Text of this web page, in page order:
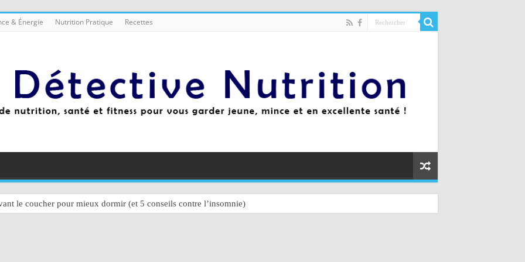
& Énergie Nutrition Pratique Recettes
le coucher pour mieux dormir (et 5 conseils contre l’insomnie)